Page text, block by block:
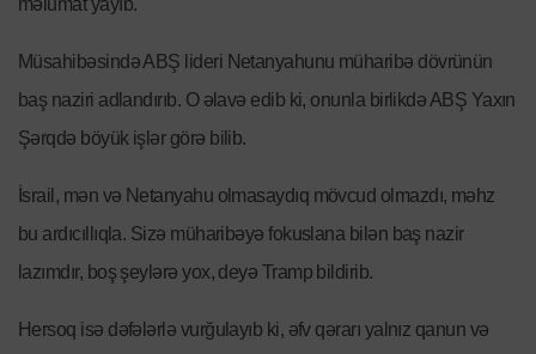
Müsahibəsində ABŞ lideri Netanyahunu müharibə dövrünün
baş naziri adlandırıb. O əlavə edib ki, onunla birlikdə ABŞ Yaxın
Şərqdə böyük işlər görə bilib.
İsrail, mən və Netanyahu olmasaydıq mövcud olmazdı, məhz
bu ardıcıllıqla. Sizə müharibəyə fokuslana bilən baş nazir
lazımdır, boş şeylərə yox, deyə Tramp bildirib.
Hersoq isə dəfələrlə vurğulayıb ki, əfv qərarı yalnız qanun və